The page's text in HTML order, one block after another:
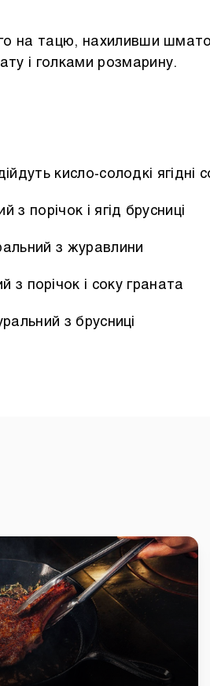
на тацю, нахиливши
і голками розмарину.
кисло-солодкі ягідні
з порічок і ягід брусниці
з журавлини
з порічок і соку граната
з брусниці